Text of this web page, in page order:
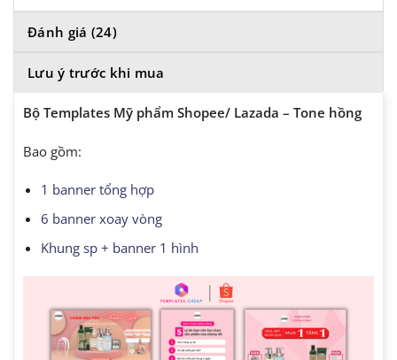
Đánh giá (24)
Lưu ý trước khi mua
Bộ Templates Mỹ phẩm Shopee/ Lazada – Tone hồng
Bao gồm:
1 banner tổng hợp
6 banner xoay vòng
Khung sp + banner 1 hình